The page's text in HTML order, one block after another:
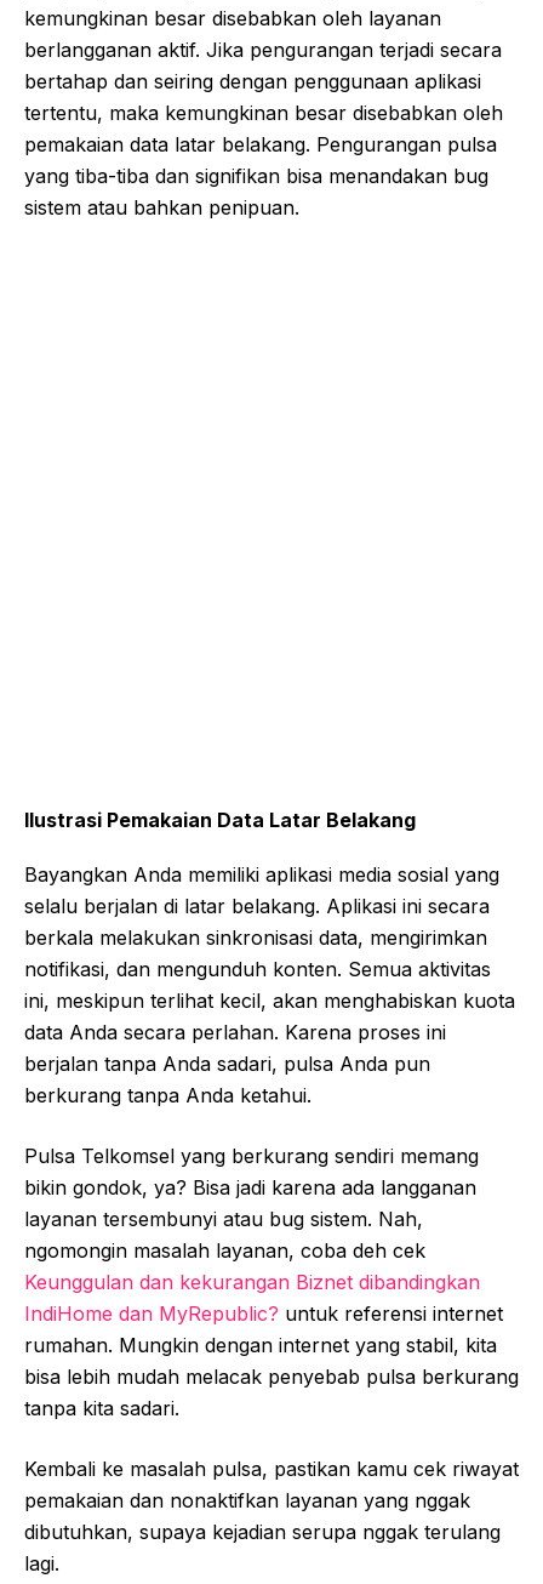
kemungkinan besar disebabkan oleh layanan
berlangganan aktif. Jika pengurangan terjadi secara
bertahap dan seiring dengan penggunaan aplikasi
tertentu, maka kemungkinan besar disebabkan oleh
pemakaian data latar belakang. Pengurangan pulsa
yang tiba-tiba dan signifikan bisa menandakan bug
sistem atau bahkan penipuan.
Ilustrasi Pemakaian Data Latar Belakang
Bayangkan Anda memiliki aplikasi media sosial yang
selalu berjalan di latar belakang. Aplikasi ini secara
berkala melakukan sinkronisasi data, mengirimkan
notifikasi, dan mengunduh konten. Semua aktivitas
ini, meskipun terlihat kecil, akan menghabiskan kuota
data Anda secara perlahan. Karena proses ini
berjalan tanpa Anda sadari, pulsa Anda pun
berkurang tanpa Anda ketahui.
Pulsa Telkomsel yang berkurang sendiri memang
bikin gondok, ya? Bisa jadi karena ada langganan
layanan tersembunyi atau bug sistem. Nah,
ngomongin masalah layanan, coba deh cek
Keunggulan dan kekurangan Biznet dibandingkan
IndiHome dan MyRepublic? untuk referensi internet
rumahan. Mungkin dengan internet yang stabil, kita
bisa lebih mudah melacak penyebab pulsa berkurang
tanpa kita sadari.
Kembali ke masalah pulsa, pastikan kamu cek riwayat
pemakaian dan nonaktifkan layanan yang nggak
dibutuhkan, supaya kejadian serupa nggak terulang
lagi.